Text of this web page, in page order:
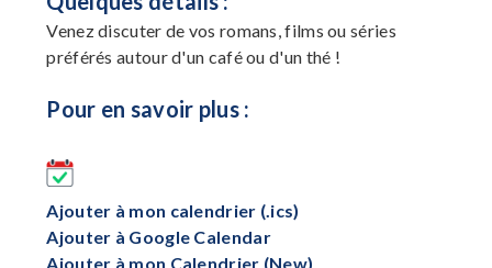
Venez discuter de vos romans, films ou séries
préférés autour d'un café ou d'un thé !
Pour en savoir plus :
Ajouter à mon calendrier (.ics)
Ajouter à Google Calendar
Ajouter à mon Calendrier (New)